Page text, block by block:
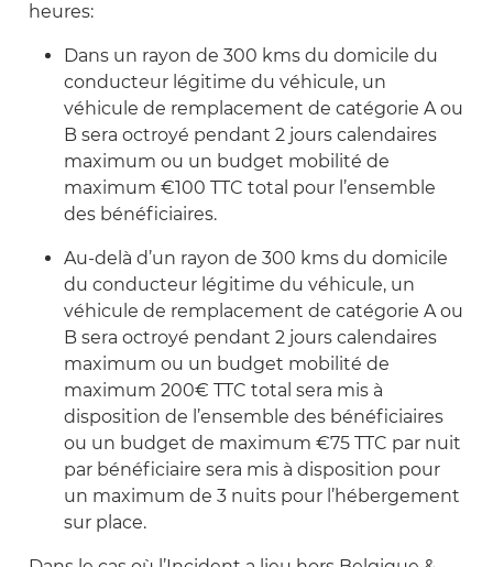
heures:
Dans un rayon de 300 kms du domicile du
conducteur légitime du véhicule, un
véhicule de remplacement de catégorie A ou
B sera octroyé pendant 2 jours calendaires
maximum ou un budget mobilité de
maximum €100 TTC total pour l’ensemble
des bénéficiaires.
Au-delà d’un rayon de 300 kms du domicile
du conducteur légitime du véhicule, un
véhicule de remplacement de catégorie A ou
B sera octroyé pendant 2 jours calendaires
maximum ou un budget mobilité de
maximum 200€ TTC total sera mis à
disposition de l’ensemble des bénéficiaires
ou un budget de maximum €75 TTC par nuit
par bénéficiaire sera mis à disposition pour
un maximum de 3 nuits pour l’hébergement
sur place.